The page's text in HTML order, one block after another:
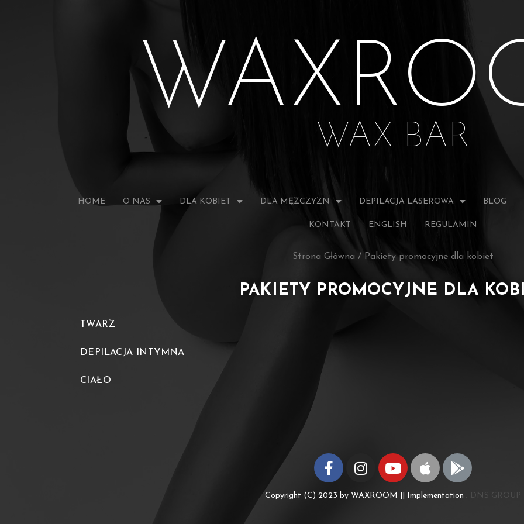
WAX BAR
HOME O NAS DLA KOBIET DLA MĘŻCZYZN DEPILACJA LASEROWA BLOG
KONTAKT ENGLISH REGULAMIN
Strona Główna / Pakiety promocyjne dla kobiet
PAKIETY PROMOCYJNE DLA
TWARZ
DEPILACJA INTYMNA
CIAŁO
Copyright (C) 2023 by WAXROOM || Implementation : DNS GROUP